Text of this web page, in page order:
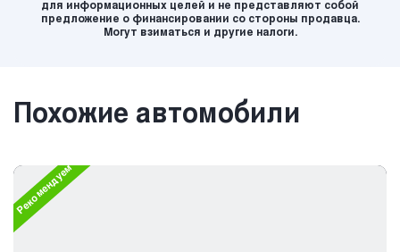
для информационных целей и не представляют собой
предложение о финансировании со стороны продавца.
Могут взиматься и другие налоги.
Похожие автомобили
Рекомендуем